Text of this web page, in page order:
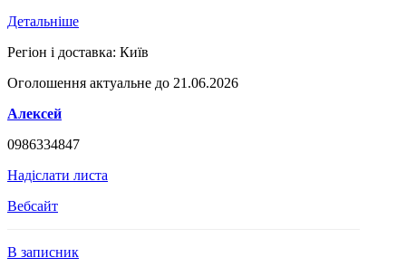
Детальніше
Регіон і доставка: Київ
Оголошення актуальне до 21.06.2026
Алексей
0986334847
Надіслати листа
Вебсайт
В записник